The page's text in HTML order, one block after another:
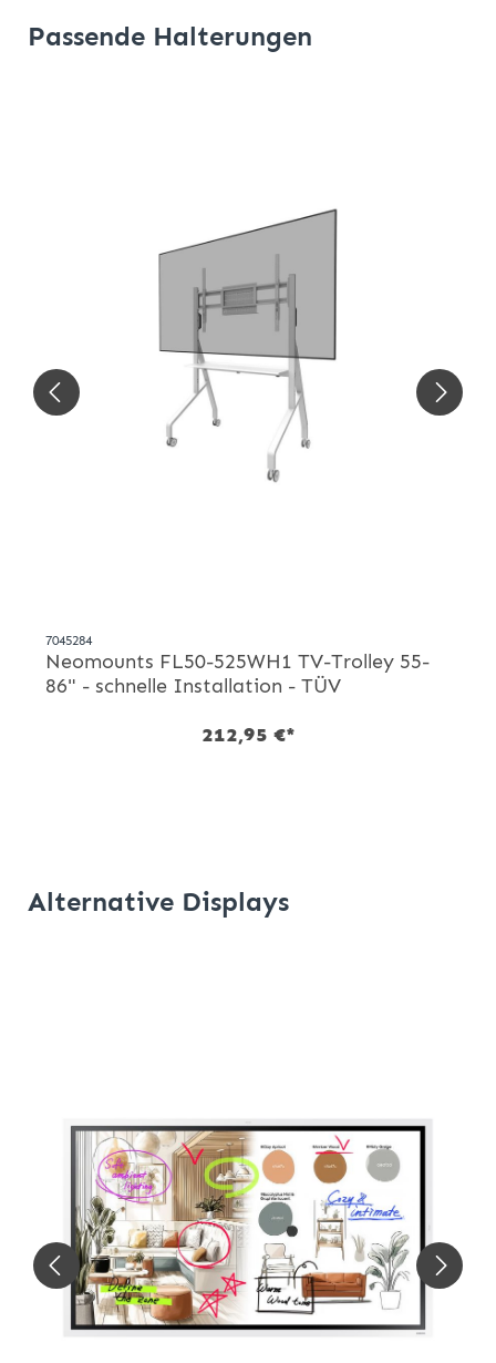
Passende Halterungen
7045284
Neomounts FL50-525WH1 TV-Trolley 55-
86" - schnelle Installation - TÜV
212,95 €*
Alternative Displays